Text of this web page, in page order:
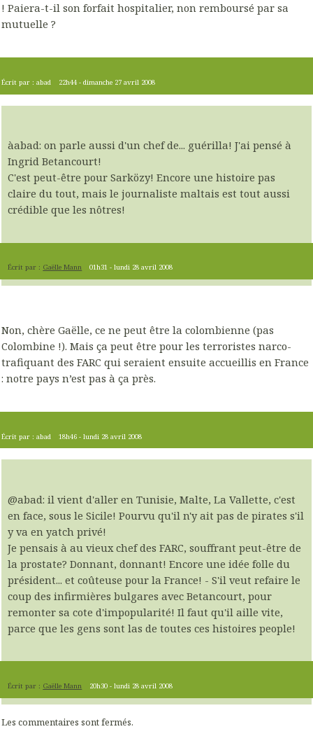
! Paiera-t-il son forfait hospitalier, non remboursé par sa
mutuelle ?
Écrit par : abad 22h44 -dimanche 27 avril 2008
àabad: on parle aussi d'un chef de... guérilla! J'ai pensé à
Ingrid Betancourt!
C'est peut-être pour Sarközy! Encore une histoire pas
claire du tout, mais le journaliste maltais est tout aussi
crédible que les nôtres!
Écrit par : Gaëlle Mann 01h31 -lundi 28 avril 2008
Non, chère Gaëlle, ce ne peut être la colombienne (pas
Colombine !). Mais ça peut être pour les terroristes narco-
trafiquant des FARC qui seraient ensuite accueillis en France
: notre pays n’est pas à ça près.
Écrit par : abad 18h46 -lundi 28 avril 2008
@abad: il vient d'aller en Tunisie, Malte, La Vallette, c'est
en face, sous le Sicile! Pourvu qu'il n'y ait pas de pirates s'il
y va en yatch privé!
Je pensais à au vieux chef des FARC, souffrant peut-être de
la prostate? Donnant, donnant! Encore une idée folle du
président... et coûteuse pour la France! - S'il veut refaire le
coup des infirmières bulgares avec Betancourt, pour
remonter sa cote d'impopularité! Il faut qu'il aille vite,
parce que les gens sont las de toutes ces histoires people!
Écrit par : Gaëlle Mann 20h30 -lundi 28 avril 2008
Les commentaires sont fermés.